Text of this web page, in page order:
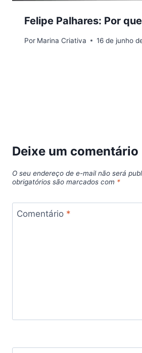
Felipe Palhares: Por
Por Marina Criativa 16 de junho
Deixe um comentário
O seu endereço de e-mail não será
obrigatórios são marcados com *
Comentário *